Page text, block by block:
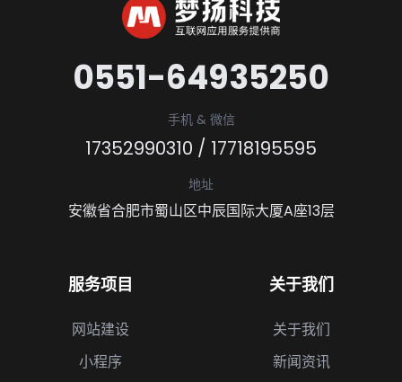
0551-64935250
手机 & 微信
17352990310 / 17718195595
地址
安徽省合肥市蜀山区中辰国际大厦A座13层
服务项目
网站建设
小程序
关于我们
关于我们
新闻资讯